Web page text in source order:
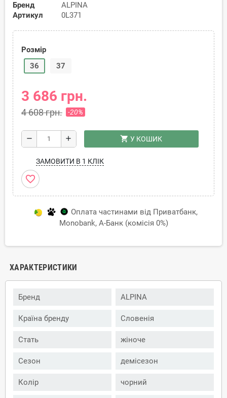
Бренд
ALPINA
Артикул
0L371
Розмір
36
37
3 686 грн.
4 608 грн. -20%
remove add shopping_cart У КОШИК
ЗАМОВИТИ В 1 КЛІК
favorite_border
Оплата частинами від Приватбанк,
Monobank, А-Банк (комісія 0%)
ХАРАКТЕРИСТИКИ
Бренд ALPINA
Країна бренду Словенія
Стать жіноче
Сезон демісезон
Колір чорний